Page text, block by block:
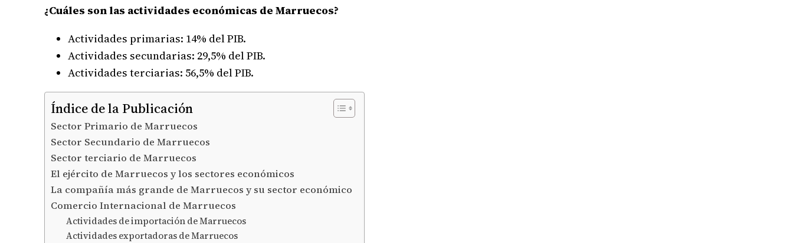
¿Cuáles son las actividades económicas de Marruecos?
Actividades primarias: 14% del PIB.
Actividades secundarias: 29,5% del PIB.
Actividades terciarias: 56,5% del PIB.
Índice de la Publicación
Sector Primario de Marruecos
Sector Secundario de Marruecos
Sector terciario de Marruecos
El ejército de Marruecos y los sectores económicos
La compañía más grande de Marruecos y su sector económico
Comercio Internacional de Marruecos
Actividades de importación de Marruecos
Actividades exportadoras de Marruecos